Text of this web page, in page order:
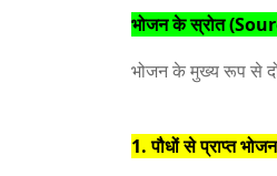
भोजन के स्रोत
भोजन के मुख्य रूप से
1. पौधों से प्राप्त